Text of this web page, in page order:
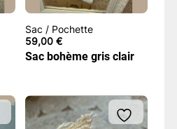
Sac / Pochette
59,00€
Sac bohème gris clair